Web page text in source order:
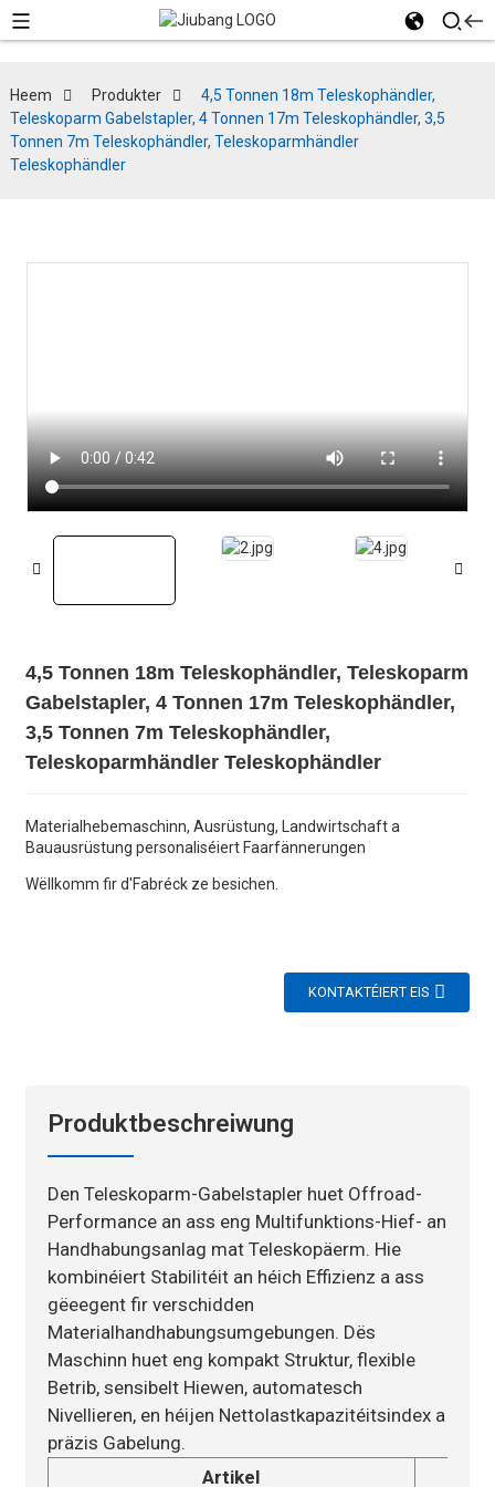
Heem Produkter
4,5 Tonnen 18m Teleskophändler,
Teleskoparm Gabelstapler, 4 Tonnen 17m Teleskophändler, 3,5
Tonnen 7m Teleskophändler, Teleskoparmhändler
Teleskophändler
4,5 Tonnen 18m Teleskophändler, Teleskoparm
Gabelstapler, 4 Tonnen 17m Teleskophändler,
3,5 Tonnen 7m Teleskophändler,
Teleskoparmhändler Teleskophändler
Materialhebemaschinn, Ausrüstung, Landwirtschaft a
Bauausrüstung personaliséiert Faarfännerungen
Wëllkomm fir d'Fabréck ze besichen.
KONTAKTÉIERT EIS
Produktbeschreiwung
Den Teleskoparm-Gabelstapler huet Offroad-
Performance an ass eng Multifunktions-Hief- an
Handhabungsanlag mat Teleskopäerm. Hie
kombinéiert Stabilitéit an héich Effizienz a ass
gëeegent fir verschidden
Materialhandhabungsumgebungen. Dës
Maschinn huet eng kompakt Struktur, flexible
Betrib, sensibelt Hiewen, automatesch
Nivellieren, en héijen Nettolastkapazitéitsindex a
präzis Gabelung.
Artikel